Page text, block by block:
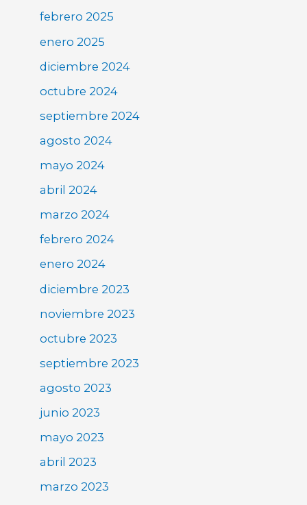
febrero 2025
enero 2025
diciembre 2024
octubre 2024
septiembre 2024
agosto 2024
mayo 2024
abril 2024
marzo 2024
febrero 2024
enero 2024
diciembre 2023
noviembre 2023
octubre 2023
septiembre 2023
agosto 2023
junio 2023
mayo 2023
abril 2023
marzo 2023